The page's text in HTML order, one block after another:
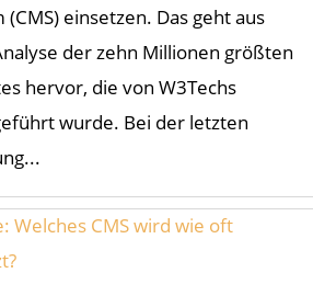
(CMS) einsetzen. Das geht aus
der zehn Millionen größten
hervor, die von W3Techs
wurde. Bei der letzten